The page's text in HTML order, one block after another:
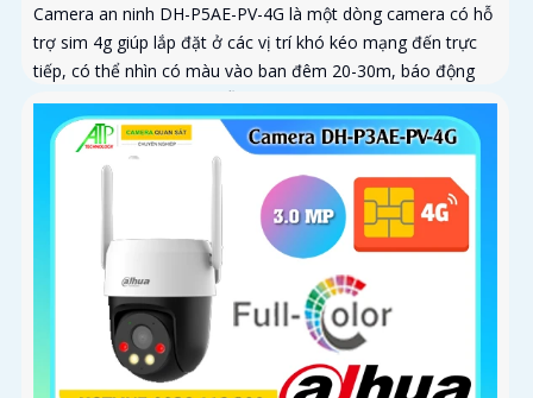
Camera an ninh DH-P5AE-PV-4G là một dòng camera có hỗ
trợ sim 4g giúp lắp đặt ở các vị trí khó kéo mạng đến trực
tiếp, có thể nhìn có màu vào ban đêm 20-30m, báo động
còi hú và đèn chớp tại chỗ, tích hợp khả năng quay xoay
360 độ ấn tượng, chống nước IP 66